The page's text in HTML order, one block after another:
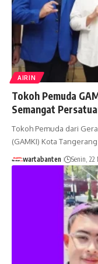
AIRIN
Tokoh Pemuda
Semangat
Tokoh Pemuda dari
(GAMKI) Kota
wartabanten Senin, 22